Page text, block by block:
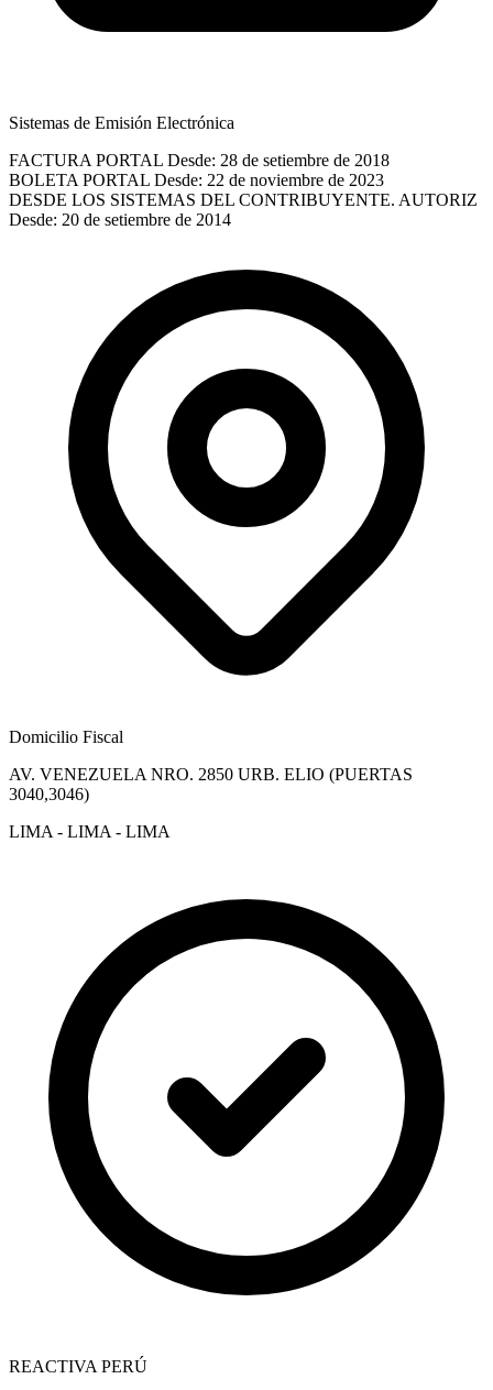
Sistemas de Emisión Electrónica
FACTURA PORTAL Desde: 28 de setiembre de 2018
BOLETA PORTAL Desde: 22 de noviembre de 2023
DESDE LOS SISTEMAS DEL CONTRIBUYENTE. AUTORIZ
Desde: 20 de setiembre de 2014
Domicilio Fiscal
AV. VENEZUELA NRO. 2850 URB. ELIO (PUERTAS
3040,3046)
LIMA - LIMA - LIMA
REACTIVA PERÚ